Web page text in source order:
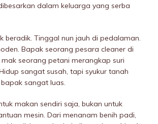
dalam keluarga yang serba
beradik. Tinggal nun jauh di pedalaman.
Bapak seorang pesara cleaner di
seorang petani merangkap suri
sangat susah, tapi syukur tanah
sangat luas.
makan sendiri saja, bukan untuk
mesin. Dari menanam benih padi,